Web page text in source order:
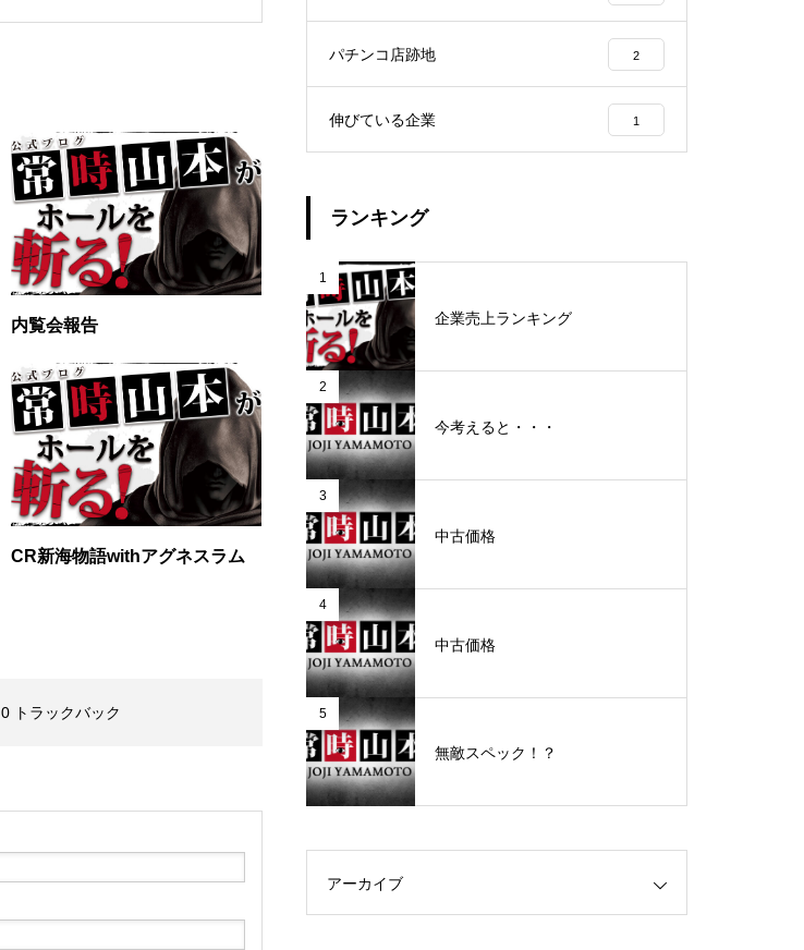
グランドクローズ
グランドクローズ グランドクローズ
グランドクローズ
内覧会報告
CR新海物語withアグネスラム
0 トラックバック
パチンコ店跡地 2
伸びている企業 1
ランキング
1
企業売上ランキング
2
今考えると・・・
3
中古価格
4
中古価格
5
無敵スペック！？
アーカイブ